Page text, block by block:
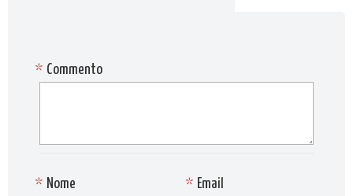
Commento
*
Nome
* Email
*